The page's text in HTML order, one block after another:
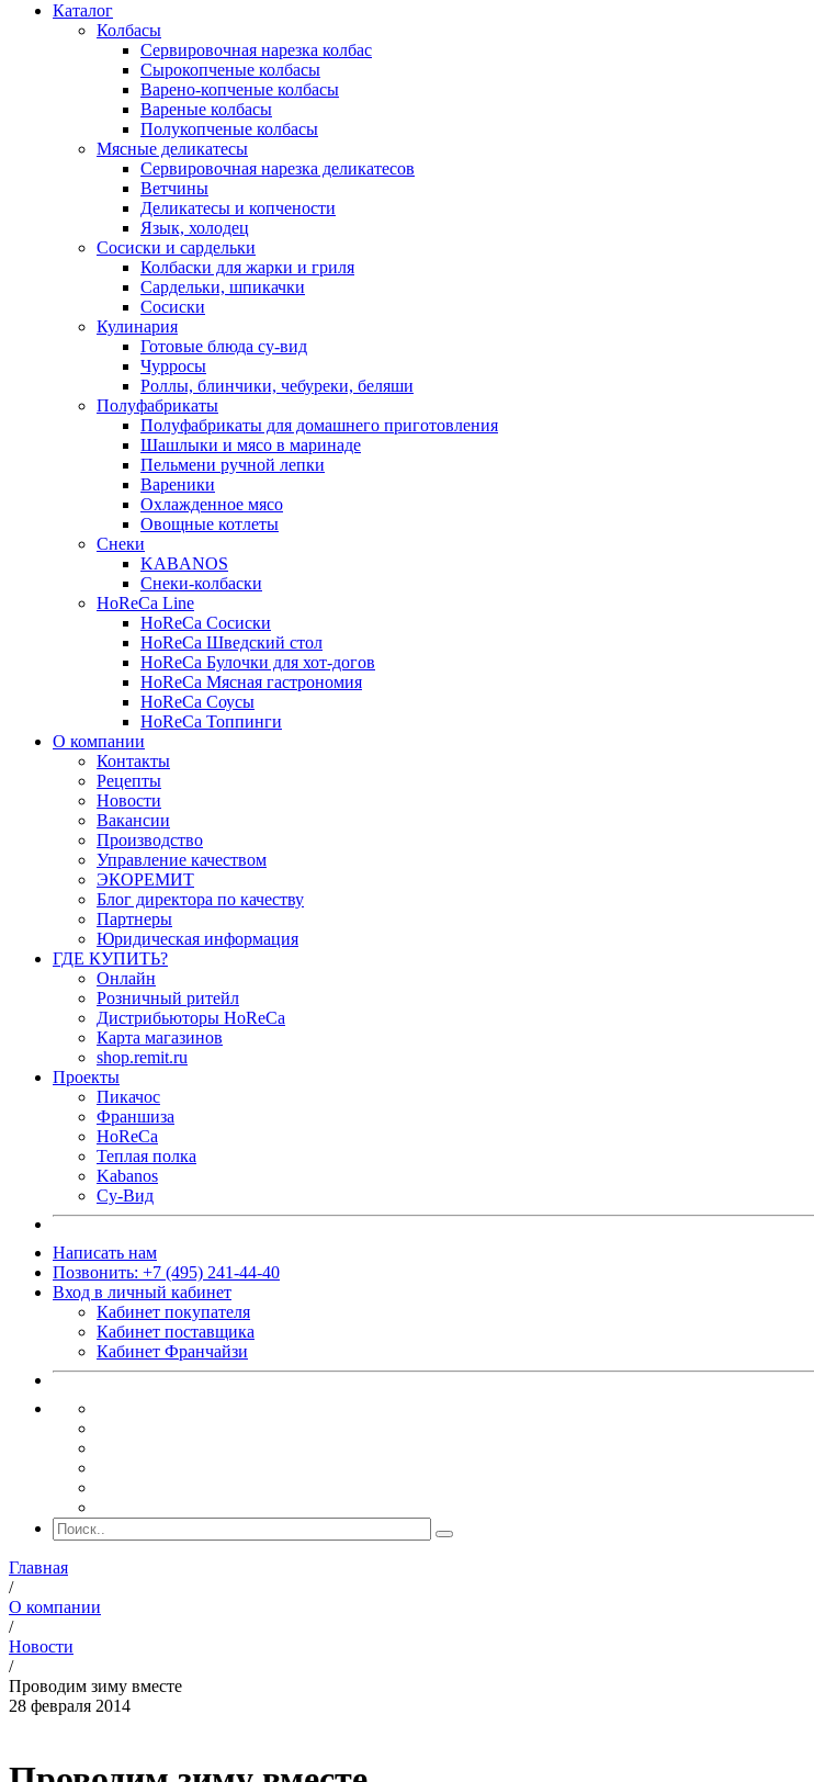
Каталог
Колбасы
Сервировочная нарезка колбас
Сырокопченые колбасы
Варено-копченые колбасы
Вареные колбасы
Полукопченые колбасы
Мясные деликатесы
Сервировочная нарезка деликатесов
Ветчины
Деликатесы и копчености
Язык, холодец
Сосиски и сардельки
Колбаски для жарки и гриля
Сардельки, шпикачки
Сосиски
Кулинария
Готовые блюда су-вид
Чурросы
Роллы, блинчики, чебуреки, беляши
Полуфабрикаты
Полуфабрикаты для домашнего приготовления
Шашлыки и мясо в маринаде
Пельмени ручной лепки
Вареники
Охлажденное мясо
Овощные котлеты
Снеки
KABANOS
Снеки-колбаски
HoReCa Line
HoReCa Сосиски
HoReCa Шведский стол
HoReCa Булочки для хот-догов
HoReCa Мясная гастрономия
HoReCa Соусы
HoReCa Топпинги
О компании
Контакты
Рецепты
Новости
Вакансии
Производство
Управление качеством
ЭКОРЕМИТ
Блог директора по качеству
Партнеры
Юридическая информация
ГДЕ КУПИТЬ?
Онлайн
Розничный ритейл
Дистрибьюторы HoReCa
Карта магазинов
shop.remit.ru
Проекты
Пикачос
Франшиза
HoReCa
Теплая полка
Kabanos
Су-Вид
Написать нам
Позвонить: +7 (495) 241-44-40
Вход в личный кабинет
Кабинет покупателя
Кабинет поставщика
Кабинет Франчайзи
Главная
/
О компании
/
Новости
/
Проводим зиму вместе
28 февраля 2014